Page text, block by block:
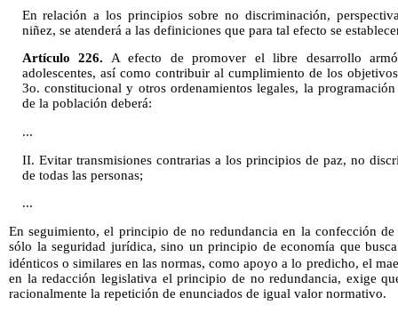
En relación a los principios sobre no discriminación,
niñez, se atenderá a las definiciones que para tal efecto se
Artículo 226. A efecto de promover el libre desarrollo
adolescentes, así como contribuir al cumplimiento de los
3o. constitucional y otros ordenamientos legales, la
de la población deberá:
...
II. Evitar transmisiones contrarias a los principios de paz, no
de todas las personas;
...
En seguimiento, el principio de no redundancia en la confección
sólo la seguridad jurídica, sino un principio de economía que
idénticos o similares en las normas, como apoyo a lo predicho, el
en la redacción legislativa el principio de no redundancia, exige
racionalmente la repetición de enunciados de igual valor normativo.